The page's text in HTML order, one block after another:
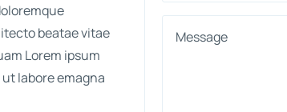
beatae vitae
Lorem ipsum
labore emagna